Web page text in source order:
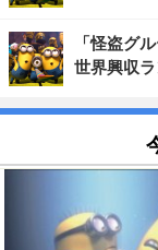
「怪盗グ
世界興収